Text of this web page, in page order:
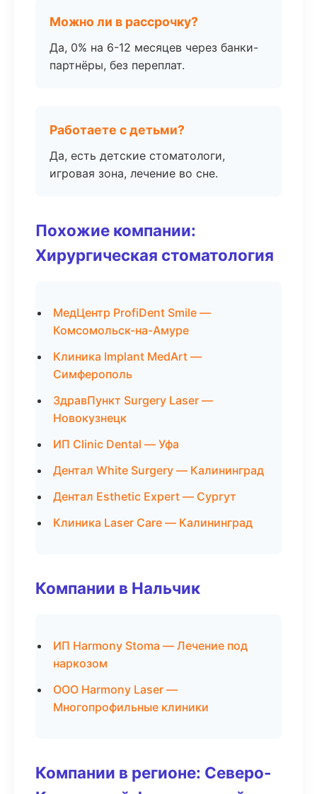
Можно ли в рассрочку?
Да, 0% на 6-12 месяцев через банки-
партнёры, без переплат.
Работаете с детьми?
Да, есть детские стоматологи,
игровая зона, лечение во сне.
Похожие компании:
Хирургическая стоматология
МедЦентр ProfiDent Smile —
Комсомольск-на-Амуре
Клиника Implant MedArt —
Симферополь
ЗдравПункт Surgery Laser —
Новокузнецк
ИП Clinic Dental — Уфа
Дентал White Surgery — Калининград
Дентал Esthetic Expert — Сургут
Клиника Laser Care — Калининград
Компании в Нальчик
ИП Harmony Stoma — Лечение под
наркозом
ООО Harmony Laser —
Многопрофильные клиники
Компании в регионе: Северо-